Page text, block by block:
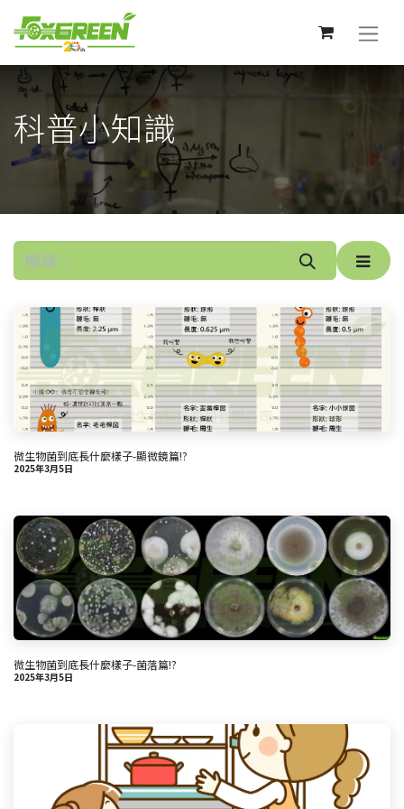
科普小知識
微生物菌到底長什麼樣子-顯微鏡篇!?
2025年3月5日
微生物菌到底長什麼樣子-菌落篇!?
2025年3月5日